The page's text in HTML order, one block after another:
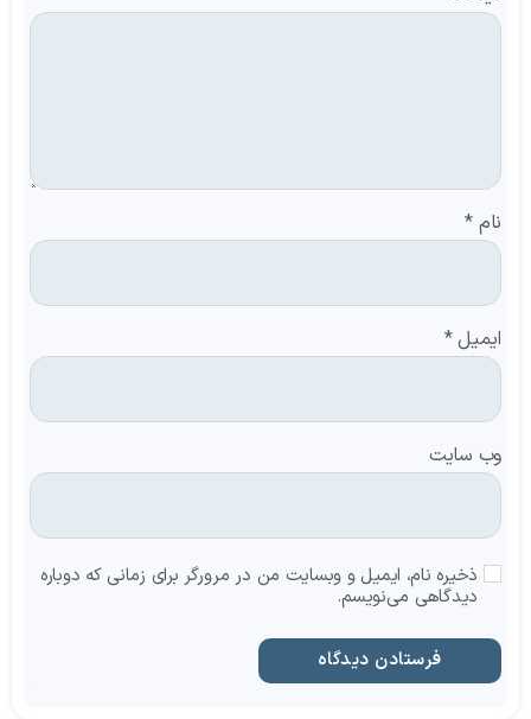
نام *
ایمیل*
وب‌ سایت
ذخیره نام، ایمیل و وبسایت من در مرورگر برای زمانی که دوباره
دیدگاهی می‌نویسم.